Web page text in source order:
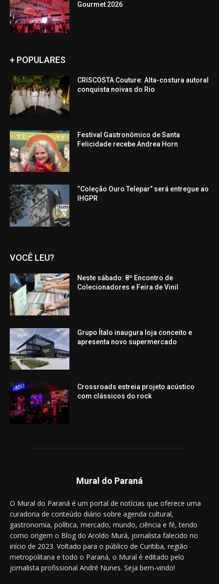
Gourmet 2026
+ POPULARES
CRISCOSTA Couture: Alta-costura autoral
conquista noivas do Rio
Festival Gastronômico de Santa
Felicidade recebe Andrea Horn
“Coleção Ouro Telepar” será entregue ao
IHGPR
VOCÊ LEU?
Neste sábado: 8º Encontro de
Colecionadores e Feira de Vinil
Grupo Ítalo inaugura loja conceito e
apresenta novo supermercado
Crossroads estreia projeto acústico
com clássicos do rock
Mural do Paraná
O Mural do Paraná é um portal de notícias que oferece uma
curadoria de conteúdo diário sobre agenda cultural,
gastronomia, política, mercado, mundo, ciência e fé, tendo
como origem o Blog do Aroldo Murá, jornalista falecido no
início de 2023. Voltado para o público de Curitiba, região
metropolitana e todo o Paraná, o Mural é editado pelo
jornalista profissional André Nunes. Seja bem-vindo!